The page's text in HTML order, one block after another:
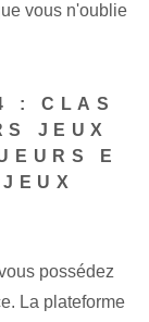
vous n'oublie
: CLAS
JEUX
E
possédez
La plateforme